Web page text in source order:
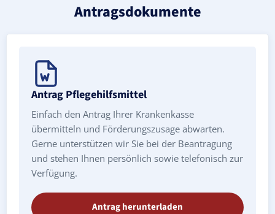
Antragsdokumente
Antrag Pflegehilfsmittel
Einfach den Antrag Ihrer Krankenkasse
übermitteln und Förderungszusage abwarten.
Gerne unterstützen wir Sie bei der Beantragung
und stehen Ihnen persönlich sowie telefonisch zur
Verfügung.
Antrag herunterladen